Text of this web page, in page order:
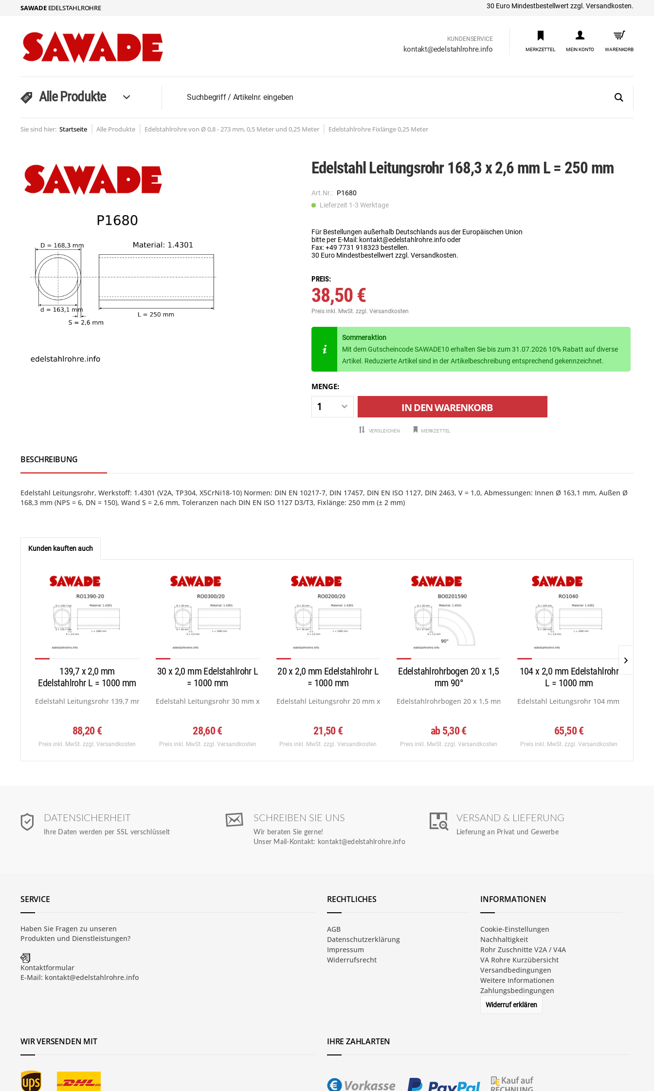
SAWADEEDELSTAHLROHRE 30 Euro Mindestbestellwert zzgl. Versandkosten.
KUNDENSERVICE
kontakt@edelstahlrohre.info MERKZETTEL MEIN KONTO WARENKORB
Alle Produkte
Sie sind hier: Startseite Alle Produkte Edelstahlrohre von Ø 0,8 - 273 mm, 0,5 Meter und 0,25 Meter Edelstahlrohre Fixlänge 0,25 Meter
Edelstahl Leitungsrohr 168,3 x 2,6 mm L = 250 mm
Art.Nr.: P1680
Lieferzeit 1-3 Werktage
Für Bestellungen außerhalb Deutschlands aus der Europäischen Union
bitte per E-Mail: kontakt@edelstahlrohre.info oder
Fax: +49 7731 918323 bestellen.
30 Euro Mindestbestellwert zzgl. Versandkosten.
PREIS:
38,50 €
Preis inkl. MwSt.zzgl. Versandkosten
Sommeraktion
Mit dem Gutscheincode SAWADE10 erhalten Sie bis zum 31.07.2026 10% Rabatt auf diverse
Artikel. Reduzierte Artikel sind in der Artikelbeschreibung entsprechend gekennzeichnet.
MENGE:
IN DENWARENKORB
VERGLEICHEN MERKZETTEL
BESCHREIBUNG
Edelstahl Leitungsrohr, Werkstoff: 1.4301 (V2A, TP304, X5CrNi18-10) Normen: DIN EN 10217-7, DIN 17457, DIN EN ISO 1127, DIN 2463, V = 1,0, Abmessungen: Innen Ø 163,1 mm, Außen Ø
168,3 mm (NPS = 6, DN = 150), Wand S = 2,6 mm, Toleranzen nach DIN EN ISO 1127 D3/T3, Fixlänge: 250 mm (± 2 mm)
Kunden kauften auch
139,7 x 2,0 mm
Edelstahlrohr L = 1000 mm
Edelstahl Leitungsrohr 139,7 mm (NPS = 5, DN = 125)...
88,20 €
Preis inkl. MwSt. zzgl. Versandkosten
30 x 2,0 mm Edelstahlrohr L
= 1000 mm
Edelstahl Leitungsrohr 30 mm x 2,0 mm, Werkstoff:...
28,60 €
Preis inkl. MwSt. zzgl. Versandkosten
20 x 2,0 mm Edelstahlrohr L
= 1000 mm
Edelstahl Leitungsrohr 20 mm x 2,0 mm, Werkstoff:...
21,50 €
Preis inkl. MwSt.zzgl. Versandkosten
Edelstahlrohrbogen 20 x 1,5
mm 90°
Edelstahlrohrbogen 20 x 1,5 mm Norm 3 DIN 2605,90°,...
ab 5,30 €
Preis inkl. MwSt. zzgl. Versandkosten
104 x 2,0 mm Edelstahlrohr
L = 1000 mm
Edelstahl Leitungsrohr 104 mm x 2,0
65,50 €
Preis inkl. MwSt.zzgl. Versandkosten
DATENSICHERHEIT
Ihre Daten werden per SSL verschlüsselt
SCHREIBEN SIE UNS
Wir beraten Sie gerne!
Unser Mail-Kontakt: kontakt@edelstahlrohre.info
VERSAND & LIEFERUNG
Lieferung an Privat und Gewerbe
SERVICE
Haben Sie Fragen zu unseren
Produkten und Dienstleistungen?
Kontaktformular
E-Mail: kontakt@edelstahlrohre.info
RECHTLICHES
AGB
Datenschutzerklärung
Impressum
Widerrufsrecht
INFORMATIONEN
Cookie-Einstellungen
Nachhaltigkeit
Rohr Zuschnitte V2A / V4A
VA Rohre Kurzübersicht
Versandbedingungen
Weitere Informationen
Zahlungsbedingungen
Widerruf erklären
WIR VERSENDEN MIT IHRE ZAHLARTEN